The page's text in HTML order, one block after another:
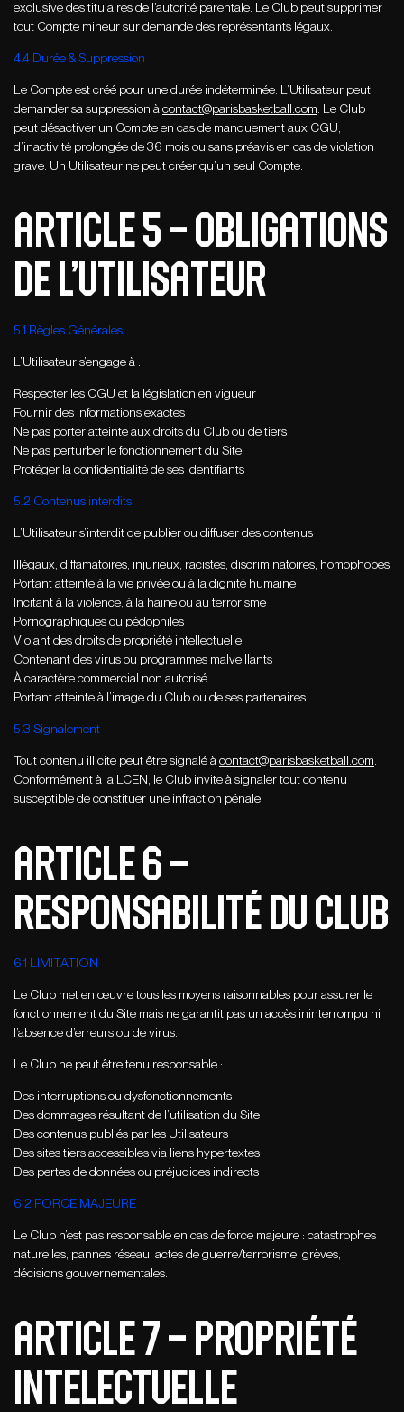
exclusive des titulaires de l’autorité parentale. Le Club peut supprimer
tout Compte mineur sur demande des représentants légaux.
4.4 Durée & Suppression
Le Compte est créé pour une durée indéterminée. L’Utilisateur peut
demander sa suppression àcontact@parisbasketball.com. Le Club
peut désactiver un Compte en cas de manquement aux CGU,
d’inactivité prolongée de 36 mois ou sans préavis en cas de violation
grave. Un Utilisateur ne peut créer qu’un seul Compte.
ARTICLE 5 – Obligations
de l’utilisateur
5.1 Règles Générales
L’Utilisateur s’engage à :
Respecter les CGU et la législation en vigueur
Fournir des informations exactes
Ne pas porter atteinte aux droits du Club ou de tiers
Ne pas perturber le fonctionnement du Site
Protéger la confidentialité de ses identifiants
5.2 Contenus interdits
L’Utilisateur s’interdit de publier ou diffuser des contenus :
Illégaux, diffamatoires, injurieux, racistes, discriminatoires, homophobes
Portant atteinte à la vie privée ou à la dignité humaine
Incitant à la violence, à la haine ou au terrorisme
Pornographiques ou pédophiles
Violant des droits de propriété intellectuelle
Contenant des virus ou programmes malveillants
À caractère commercial non autorisé
Portant atteinte à l’image du Club ou de ses partenaires
5.3 Signalement
Tout contenu illicite peut être signalé àcontact@parisbasketball.com.
Conformément à la LCEN, le Club invite à signaler tout contenu
susceptible de constituer une infraction pénale.
ARTICLE 6 –
RESPONSABILITÉ DU CLUB
6.1 LIMITATION
Le Club met en œuvre tous les moyens raisonnables pour assurer le
fonctionnement du Site mais ne garantit pas un accès ininterrompu ni
l’absence d’erreurs ou de virus.
Le Club ne peut être tenu responsable :
Des interruptions ou dysfonctionnements
Des dommages résultant de l’utilisation du Site
Des contenus publiés par les Utilisateurs
Des sites tiers accessibles via liens hypertextes
Des pertes de données ou préjudices indirects
6.2 FORCE MAJEURE
Le Club n’est pas responsable en cas de force majeure : catastrophes
naturelles, pannes réseau, actes de guerre/terrorisme, grèves,
décisions gouvernementales.
ARTICLE 7 – PROPRIété
INTELECTUELLE